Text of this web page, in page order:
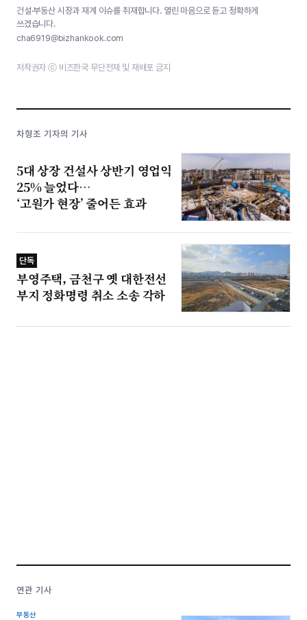
건설·부동산 시장과 재계 이슈를 취재합니다. 열린 마음으로 듣고 정확하게
쓰겠습니다.
cha6919@bizhankook.com
저작권자 ⓒ 비즈한국 무단전재 및 재배포 금지
차형조 기자의 기사
5대 상장 건설사 상반기 영업익
25% 늘었다…
‘고원가 현장’ 줄어든 효과
단독
부영주택, 금천구 옛 대한전선
부지 정화명령 취소 소송 각하
연관 기사
부동산